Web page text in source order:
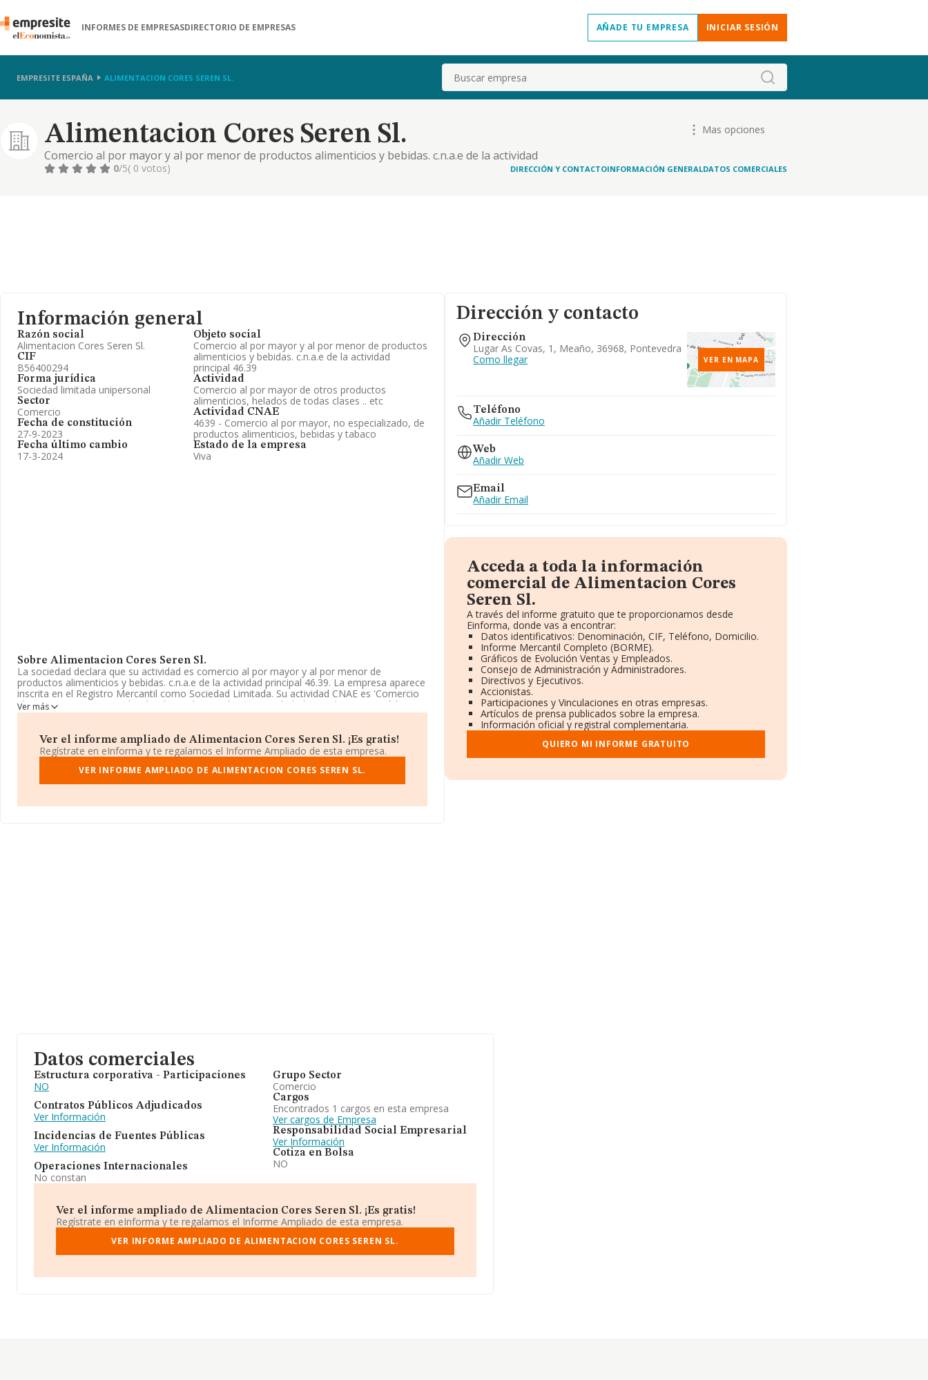
INFORMES DE EMPRESASDIRECTORIO DE EMPRESAS AÑADE TU EMPRESA INICIAR SESIÓN
EMPRESITE ESPAÑA ALIMENTACION CORES SEREN SL. Buscar
Alimentacion Cores Seren Sl.
Comercio al por mayor y al por menor de productos alimenticios y bebidas. c.n.a.e de la actividad
principal 46.39
Mas opciones
0/5( 0 votos) DIRECCIÓN Y CONTACTOINFORMACIÓN GENERALDATOS COMERCIALES
Información general
Razón social
Alimentacion Cores Seren Sl.
CIF
B56400294
Forma jurídica
Sociedad limitada unipersonal
Sector
Comercio
Fecha de constitución
27-9-2023
Fecha último cambio
17-3-2024
Objeto social
Comercio al por mayor y al por menor de productos
alimenticios y bebidas. c.n.a.e de la actividad
principal 46.39
Actividad
Comercio al por mayor de otros productos
alimenticios, helados de todas clases .. etc
Actividad CNAE
4639 - Comercio al por mayor, no especializado, de
productos alimenticios, bebidas y tabaco
Estado de la empresa
Viva
Sobre Alimentacion Cores Seren Sl.
La sociedad declara que su actividad es comercio al por mayor y al por menor de
productos alimenticios y bebidas. c.n.a.e de la actividad principal 46.39. La empresa aparece
inscrita en el Registro Mercantil como Sociedad Limitada. Su actividad CNAE es 'Comercio
al por mayor, no especializado, de productos alimenticios, bebidas y tabaco' con código
4639. La sociedad no tiene actividad en mercados exteriores.
La sociedad Alimentacion Cores Seren S.L, con CIF B56400294, se encuentra en Lugar
As Covas Lg. De Iglesia núm. 1, (36968), Meaño (san Juan P.), en Pontevedra, Galicia.
En relación con el sector y disponiendo de los datos de hasta 23.763 empresas, la
facturación en el ámbito nacional alcanza los 35.026 millones de euros y se estima que el
cuenta la información sobre Pontevedra, en la base de datos INFORMA constan 389
Ver más
Ver el informe ampliado de Alimentacion Cores Seren Sl. ¡Es gratis!
Regístrate en eInforma y te regalamos el Informe Ampliado de esta empresa.
VER INFORME AMPLIADO DE ALIMENTACION CORES SEREN SL.
Dirección y contacto
Dirección
Lugar As Covas, 1, Meaño, 36968, Pontevedra
Como llegar
VER EN MAPA
Teléfono
Añadir Teléfono
Web
Añadir Web
Email
Añadir Email
Acceda a toda la información
comercial de Alimentacion Cores
Seren Sl.
A través del informe gratuito que te proporcionamos desde
Einforma, donde vas a encontrar:
Datos identificativos: Denominación, CIF, Teléfono, Domicilio.
Informe Mercantil Completo (BORME).
Gráficos de Evolución Ventas y Empleados.
Consejo de Administración y Administradores.
Directivos y Ejecutivos.
Accionistas.
Participaciones y Vinculaciones en otras empresas.
Artículos de prensa publicados sobre la empresa.
Información oficial y registral complementaria.
QUIERO MI INFORME GRATUITO
Datos comerciales
Estructura corporativa - Participaciones
NO
Contratos Públicos Adjudicados
Ver Información
Incidencias de Fuentes Públicas
Ver Información
Operaciones Internacionales
No constan
Grupo Sector
Comercio
Cargos
Encontrados 1 cargos en esta empresa
Ver cargos de Empresa
Responsabilidad Social Empresarial
Ver Información
Cotiza en Bolsa
NO
Ver el informe ampliado de Alimentacion Cores Seren Sl. ¡Es gratis!
Regístrate en eInforma y te regalamos el Informe Ampliado de esta empresa.
VER INFORME AMPLIADO DE ALIMENTACION CORES SEREN SL.